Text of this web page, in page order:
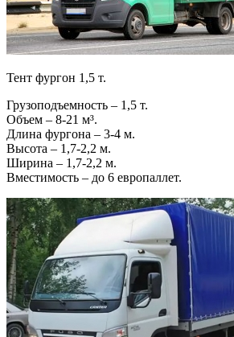
Тент фургон 1,5 т.
Грузоподъемность – 1,5 т.
Объем – 8-21 м³.
Длина фургона – 3-4 м.
Высота – 1,7-2,2 м.
Ширина – 1,7-2,2 м.
Вместимость – до 6 европаллет.